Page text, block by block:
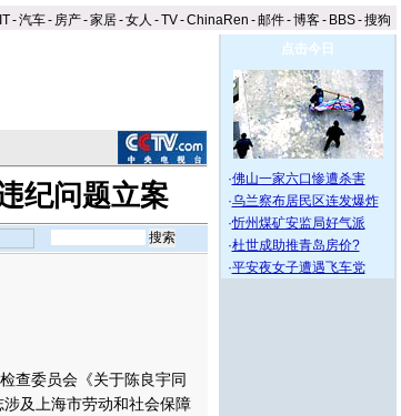
IT-汽车- 房产-家居-女人 -TV-ChinaRen -邮件-博客- BBS-搜狗
纪问题立案
查委员会《关于陈良宇同
及上海市劳动和社会保障
点击今日
·佛山一家六口惨遭杀害
·乌兰察布居民区连发爆炸
·忻州煤矿安监局好气派
·杜世成助推青岛房价?
·平安夜女子遭遇飞车党